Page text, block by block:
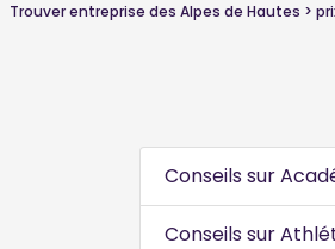
Trouver entreprise des Alpes de Hautes
Conseils sur
Conseils sur